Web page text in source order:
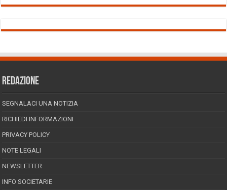
REDAZIONE
SEGNALACI UNA NOTIZIA
RICHIEDI INFORMAZIONI
PRIVACY POLICY
NOTE LEGALI
NEWSLETTER
INFO SOCIETARIE